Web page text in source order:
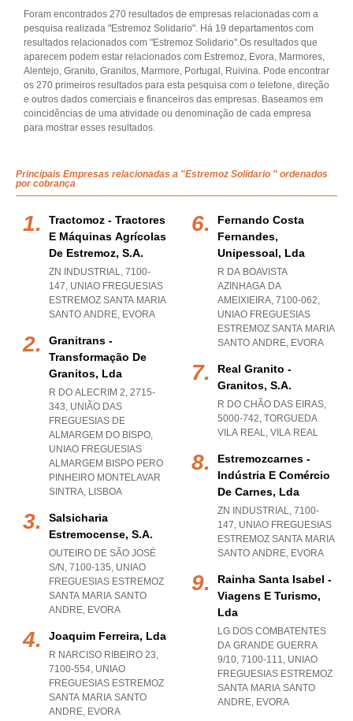
Foram encontrados 270 resultados de empresas relacionadas com a
pesquisa realizada "Estremoz Solidario". Há 19 departamentos com
resultados relacionados com "Estremoz Solidario".Os resultados que
aparecem podem estar relacionados com Estremoz, Evora, Marmores,
Alentejo, Granito, Granitos, Marmore, Portugal, Ruivina. Pode encontrar
os 270 primeiros resultados para esta pesquisa com o telefone, direção
e outros dados comerciais e financeiros das empresas. Baseamos em
coincidências de uma atividade ou denominação de cada empresa
para mostrar esses resultados.
Principais Empresas relacionadas a "Estremoz Solidario " ordenados
por cobrança
Tractomoz - Tractores
E Máquinas Agrícolas
De Estremoz, S.a.
ZN INDUSTRIAL, 7100-
147, UNIAO FREGUESIAS
ESTREMOZ SANTA MARIA
SANTO ANDRE, EVORA
Granitrans -
Transformação De
Granitos, Lda
R DO ALECRIM 2, 2715-
343, UNIÃO DAS
FREGUESIAS DE
ALMARGEM DO BISPO,
UNIAO FREGUESIAS
ALMARGEM BISPO PERO
PINHEIRO MONTELAVAR
SINTRA, LISBOA
Salsicharia
Estremocense, S.a.
OUTEIRO DE SÃO JOSÉ
S/N, 7100-135, UNIAO
FREGUESIAS ESTREMOZ
SANTA MARIA SANTO
ANDRE, EVORA
Joaquim Ferreira, Lda
R NARCISO RIBEIRO 23,
7100-554, UNIAO
FREGUESIAS ESTREMOZ
SANTA MARIA SANTO
ANDRE, EVORA
Fernando Costa
Fernandes,
Unipessoal, Lda
R DA BOAVISTA
AZINHAGA DA
AMEIXIEIRA, 7100-062,
UNIAO FREGUESIAS
ESTREMOZ SANTA MARIA
SANTO ANDRE, EVORA
Real Granito -
Granitos, S.a.
R DO CHÃO DAS EIRAS,
5000-742, TORGUEDA
VILA REAL, VILA REAL
Estremozcarnes -
Indústria E Comércio
De Carnes, Lda
ZN INDUSTRIAL, 7100-
147, UNIAO FREGUESIAS
ESTREMOZ SANTA MARIA
SANTO ANDRE, EVORA
Rainha Santa Isabel -
Viagens E Turismo,
Lda
LG DOS COMBATENTES
DA GRANDE GUERRA
9/10, 7100-111, UNIAO
FREGUESIAS ESTREMOZ
SANTA MARIA SANTO
ANDRE, EVORA